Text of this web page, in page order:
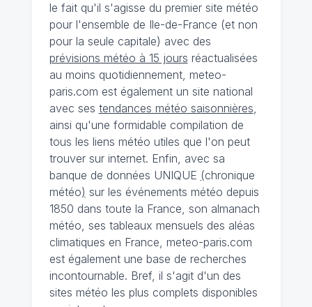
le fait qu'il s'agisse du premier site météo
pour l'ensemble de Ile-de-France (et non
pour la seule capitale) avec des
prévisions météo à 15 jours réactualisées
au moins quotidiennement, meteo-
paris.com est également un site national
avec ses tendances météo saisonnières,
ainsi qu'une formidable compilation de
tous les liens météo utiles que l'on peut
trouver sur internet. Enfin, avec sa
banque de données UNIQUE (chronique
météo) sur les événements météo depuis
1850 dans toute la France, son almanach
météo, ses tableaux mensuels des aléas
climatiques en France, meteo-paris.com
est également une base de recherches
incontournable. Bref, il s'agit d'un des
sites météo les plus complets disponibles